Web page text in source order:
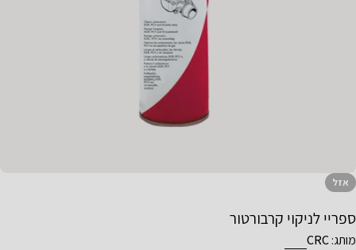
אזל
ספריי לניקוי קרבורטור
מותג:CRC